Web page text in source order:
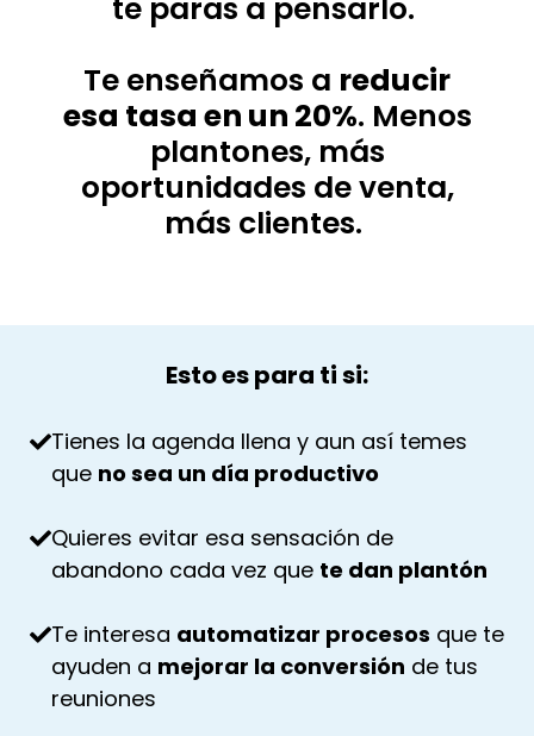
te paras a pensarlo.
Te enseñamos a reducir
esa tasa en un 20%. Menos
plantones, más
oportunidades de venta,
más clientes.
Esto es para ti si:
Tienes la agenda llena y aun así temes
que no sea un día productivo
Quieres evitar esa sensación de
abandono cada vez que te dan plantón
Te interesa automatizar procesos que te
ayuden a mejorar la conversión de tus
reuniones